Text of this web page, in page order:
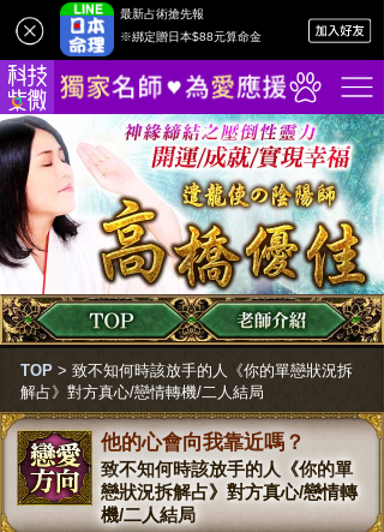
最新占術搶先報
※綁定贈日本$88元算命金
TOP > 致不知何時該放手的人《你的單戀狀況拆
解占》對方真心/戀情轉機/二人結局
他的心會向我靠近嗎？
致不知何時該放手的人《你的單
戀狀況拆解占》對方真心/戀情轉
機/二人結局